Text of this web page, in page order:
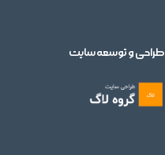
طراحی و توسعه سایت